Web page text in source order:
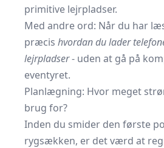
primitive lejrpladser.
Med andre ord: Når du har
præcis hvordan du lader
lejrpladser- uden at gå på
eventyret.
Planlægning: Hvor meget
brug for?
Inden du smider den første
rygsækken, er det værd at